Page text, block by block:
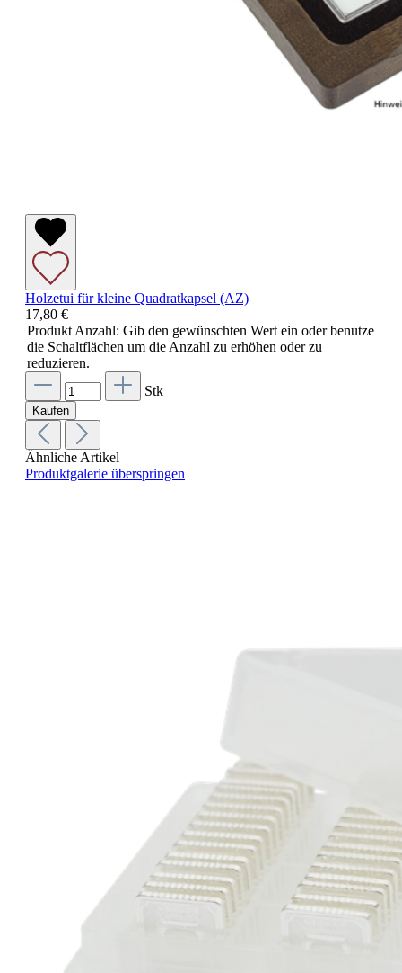
Holzetui für kleine Quadratkapsel (AZ)
17,80 €
Produkt Anzahl: Gib den gewünschten Wert ein oder benutze
die Schaltflächen um die Anzahl zu erhöhen oder zu
reduzieren.
Stk
Kaufen
Ähnliche Artikel
Produktgalerie überspringen